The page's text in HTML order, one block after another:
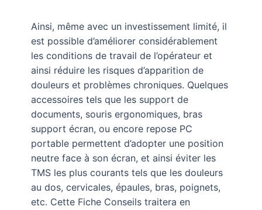
Ainsi, même avec un investissement limité, il
est possible d’améliorer considérablement
les conditions de travail de l’opérateur et
ainsi réduire les risques d’apparition de
douleurs et problèmes chroniques. Quelques
accessoires tels que les support de
documents, souris ergonomiques, bras
support écran, ou encore repose PC
portable permettent d’adopter une position
neutre face à son écran, et ainsi éviter les
TMS les plus courants tels que les douleurs
au dos, cervicales, épaules, bras, poignets,
etc. Cette Fiche Conseils traitera en